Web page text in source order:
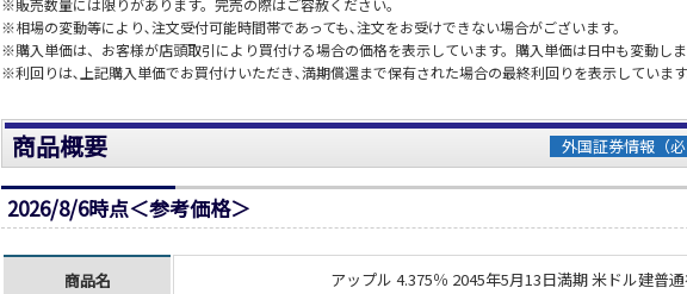
※販売数量には限りがあります。完売の際はご容赦ください。
※相場の変動等により､注文受付可能時間帯であっても､注文をお受けできない場合がございます。
※購入単価は、お客様が店頭取引により買付ける場合の価格を表示しています。購入単価は日中も変動しま
※利回りは､上記購入単価でお買付けいただき､満期償還まで保有された場合の最終利回りを表示しています
商品概要 外国証券情報（
2026/8/6時点＜参考価格＞
商品名 アップル 4.375％ 2045年5月13日満期 米ドル建普